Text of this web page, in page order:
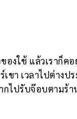
องใช้ แล้วเราก็ค
ขา เวลาไปต่างปร
กไปรับจ๊อบตามร้า